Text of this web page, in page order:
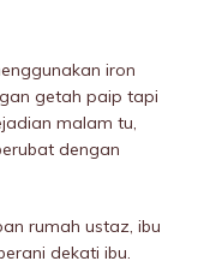
iron
getah paip tapi
malam tu,
dengan
rumah ustaz, ibu
dekati ibu.